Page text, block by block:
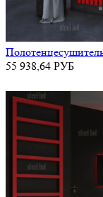
55 938,64 РУБ